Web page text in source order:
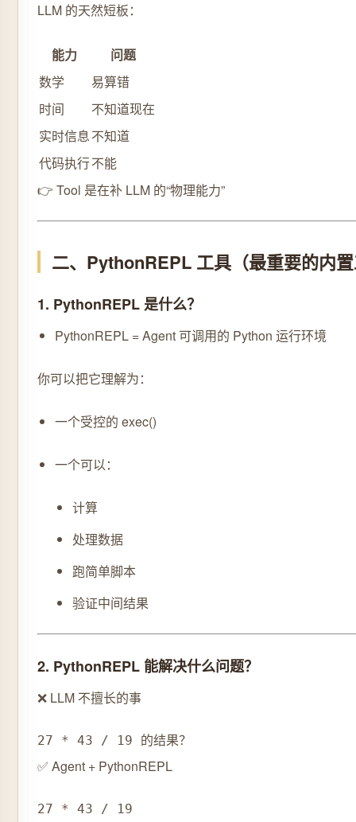
LLM 的天然短板：
能力
问题
数学
易算错
时间
不知道现在
实时信息不知道
代码执行不能
👉 Tool 是在补 LLM 的“物理能力”
二、PythonREPL 工具（最重要的内
1. PythonREPL 是什么？
PythonREPL = Agent 可调用的 Python 运行环境
你可以把它理解为：
一个受控的 exec()
一个可以：
计算
处理数据
跑简单脚本
验证中间结果
2. PythonREPL 能解决什么问题？
❌ LLM 不擅长的事
27 * 43 / 19 的结果？
✅ Agent + PythonREPL
27 * 43 / 19